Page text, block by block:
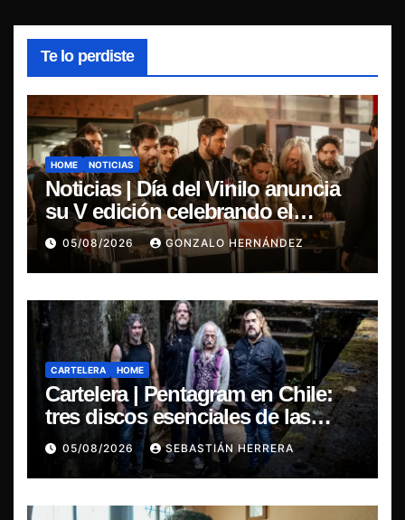
Te lo perdiste
HOME NOTICIAS
Noticias | Día del Vinilo anuncia
su V edición celebrando el
regreso del 7″ fabricado en Chile
05/08/2026 GONZALO HERNÁNDEZ
CARTELERA HOME
Cartelera | Pentagram en Chile:
tres discos esenciales de las
leyendas del doom
05/08/2026 SEBASTIÁN HERRERA